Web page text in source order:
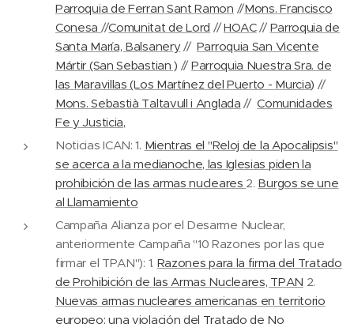
Parroquia de Ferran Sant Ramon //Mons. Francisco
Conesa //Comunitat de Lord //HOAC// Parroquia de
Santa María, Balsanery // Parroquia San Vicente
Mártir (San Sebastian ) // Parroquia Nuestra Sra. de
las Maravillas (Los Martínez del Puerto - Murcia) //
Mons. Sebastià Taltavull i Anglada //Comunidades
Fe y Justicia,
Noticias ICAN: 1. Mientras el "Reloj de la Apocalipsis"
se acerca a la medianoche, las Iglesias piden la
prohibición de las armas nucleares 2. Burgos se une
al Llamamiento
Campaña Alianza por el Desarme Nuclear,
anteriormente Campaña "10 Razones por las que
firmar el TPAN"): 1. Razones para la firma del Tratado
de Prohibición de las Armas Nucleares, TPAN 2.
Nuevas armas nucleares americanas en territorio
europeo: una violación del Tratado de No